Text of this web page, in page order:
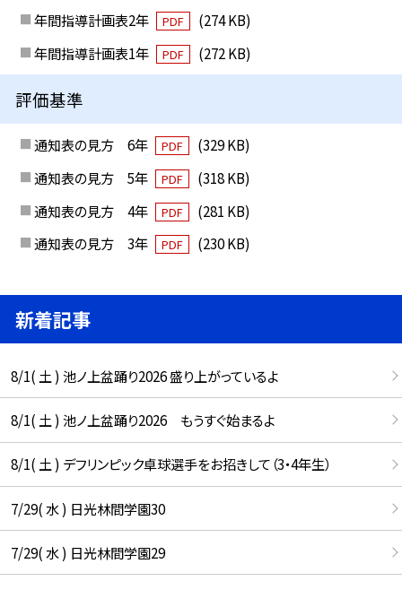
年間指導計画表2年
PDF
(274 KB)
年間指導計画表1年
PDF (272 KB)
評価基準
通知表の見方 6年 PDF
(329 KB)
通知表の見方 5年
PDF
(318 KB)
通知表の見方 4年
PDF
(281 KB)
通知表の見方 3年
PDF (230 KB)
新着記事
8/1( 土 ) 池ノ上盆踊り2026 盛り上がっているよ
8/1( 土 ) 池ノ上盆踊り2026 もうすぐ始まるよ
8/1( 土 ) デフリンピック卓球選手をお招きして（3・4年生）
7/29( 水 ) 日光林間学園30
7/29( 水 ) 日光林間学園29